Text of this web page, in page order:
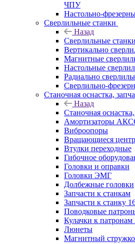
ЧПУ
Настольно-
Сверлильные станки
Назад
Сверлильные станки
Вертикально
Магнитные
Настольные
Радиально
Сверлильно-
Станочная оснастка,
Назад
Станочная
Амортизаторы
Виброопоры
Вращающиеся
Втулки переходные
Гибочное
Головки и оправки
Головки ЭМГ
Долбежные головки
Запчасти к станкам
Запчасти к станку
Поводковые
Кулачки к патронам
Люнеты
Магнитный